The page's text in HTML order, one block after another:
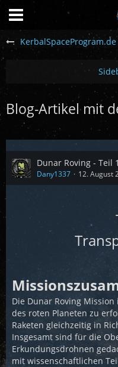
KerbalSpaceProgram.de
Blog-Artikel mit
Dunar Roving - Teil
Dany1337 12. August
Die Dunar Roving
des roten Planeten zu
Raketen gleichzeitig in
Insgesamt sind für die
Erkundungsdrohnen
mit wissenschaftlichen